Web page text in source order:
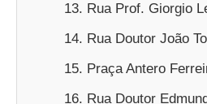
Rua Prof. Giorgio
Rua Doutor João
Praça Antero
Rua Doutor